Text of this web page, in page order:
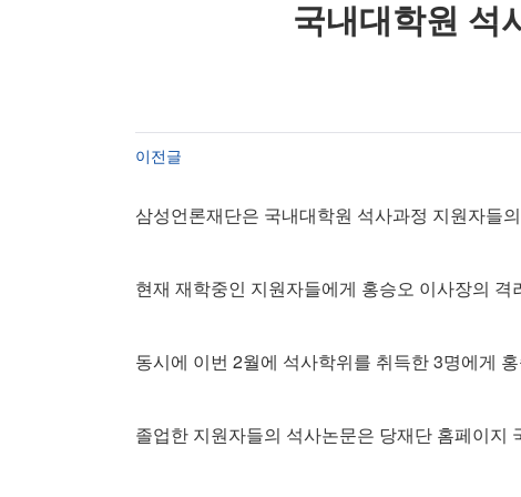
국내대학원 석
이전글
삼성언론재단은 국내대학원 석사과정 지원자들
현재 재학중인 지원자들에게 홍승오 이사장의
동시에 이번 2월에 석사학위를 취득한 3명에게
졸업한 지원자들의 석사논문은 당재단 홈페이지